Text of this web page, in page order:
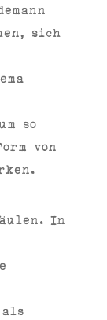
sich
so
von
In